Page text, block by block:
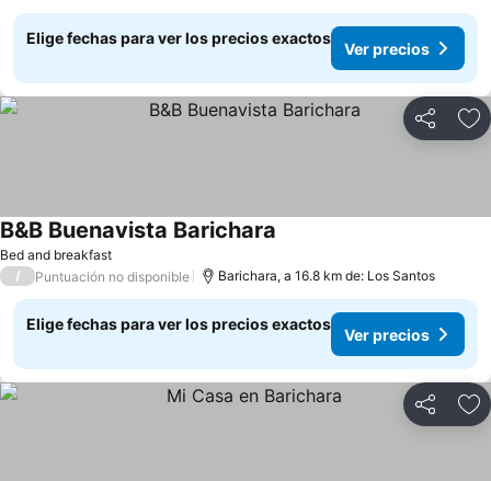
Elige fechas para ver los precios exactos
Ver precios
Compartir
Bed and breakfast
B&B Buenavista Barichara
/ Puntuación no disponible Barichara, a 16.8 km de: Los Santos
Elige fechas para ver los precios exactos
Ver precios
Compartir